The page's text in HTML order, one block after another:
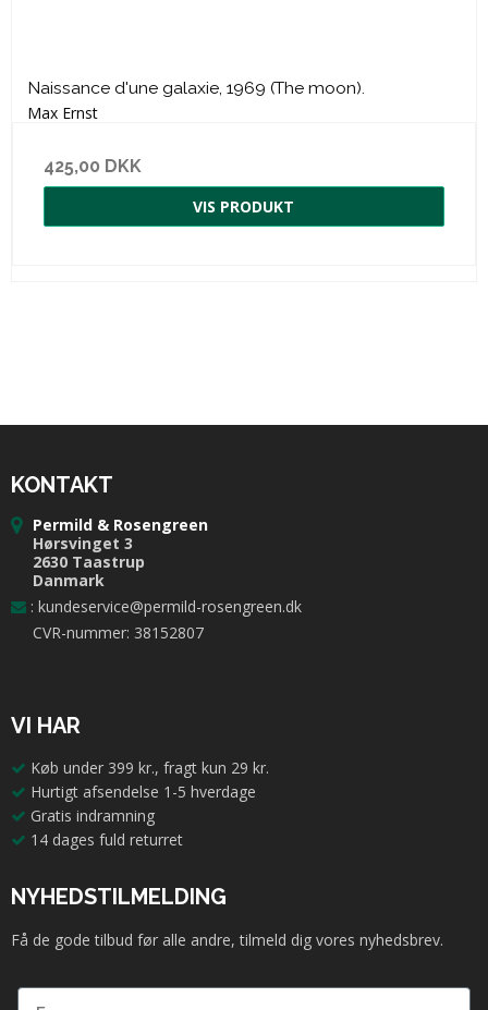
Naissance d'une galaxie, 1969 (The moon).
Max Ernst
425,00 DKK
VIS PRODUKT
KONTAKT
Permild & Rosengreen
Hørsvinget 3
2630 Taastrup
Danmark
: kundeservice@permild-rosengreen.dk
CVR-nummer: 38152807
VI HAR
Køb under 399 kr., fragt kun 29 kr.
Hurtigt afsendelse 1-5 hverdage
Gratis indramning
14 dages fuld returret
NYHEDSTILMELDING
Få de gode tilbud før alle andre, tilmeld dig vores nyhedsbrev.